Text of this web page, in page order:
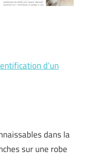
d’un
dans la
sur une robe